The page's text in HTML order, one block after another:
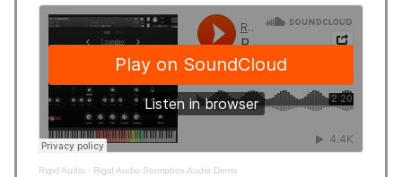
Rigid Audio · Rigid Audio Stompbox Audio Demo